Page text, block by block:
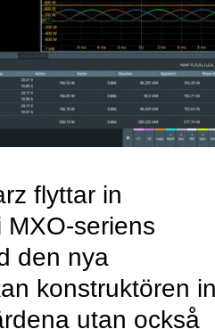
flyttar in
seriens
den nya
konstruktören
utan också